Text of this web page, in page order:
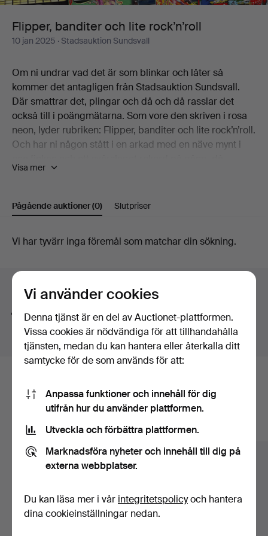
Flipper, banditer och lite rock’n’roll
10 jan 2025 · Stadsauktion Sundsvall
Om ni undrar vad det är som blinkar och låter så
kommer det antagligen från Stadsauktion Sundsvall.
Där smattrar det, plingar och då och då rasslar det
också till i poängmätarna. Som vore den skriven i rosa
neon, lyder rubriken: Flipper, banditer och lite rock’n’roll.
Och har ni någon stått i en arkad med en näve mynt i
kommer ni gilla det här.
några riktiga tungviktare. Som det galaktiskt blåa Star
Wars från 1987 och det fem år äldre knockoutiga Rocky.
godis här också från 50-talet. För finsmakarna alltså.
ljudväg i jukeboxen, spela en mekanisk match fotboll
eller ge de där enarmade banditerna en omgång. Ett
par radiobilar kompletterar alltihop. Bara för den där
riktigt äkta känslan alltså.
Välkomna till Stadsauktion Sundsvall!
Visa mer
Pågående auktioner(0) Slutpriser
Pågående
auktioner
Vi har tyvärr inga föremål som matchar din sökning.
Söktips
Vi söker automatiskt delar av ord. Söker du påband
hittar vi ävenarm bandsur.
Här är föremål från vårt arkiv som
matchar din sökning
Visa alla föremål
Vi använder cookies
Denna tjänst är en del av Auctionet-plattformen.
Vissa cookies är nödvändiga för att tillhandahålla
tjänsten, medan du kan hantera eller återkalla ditt
samtycke för de som används för att:
Anpassa funktioner och innehåll för dig
utifrån hur du använder plattformen.
Utveckla och förbättra plattformen.
Marknadsföra nyheter och innehåll till dig på
externa webbplatser.
Du kan läsa mer i vår integritetspolicyoch hantera
dina cookieinställningar nedan.